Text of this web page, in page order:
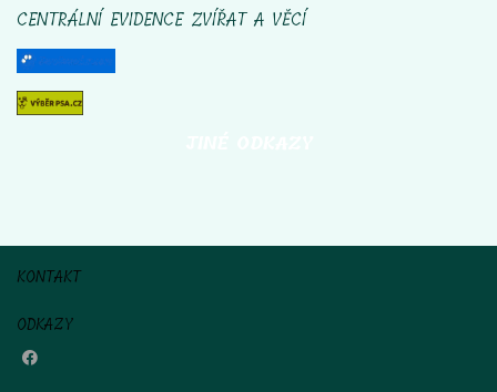
CENTRÁLNÍ EVIDENCE ZVÍŘAT A VĚCÍ
KONTAKT
ODKAZY